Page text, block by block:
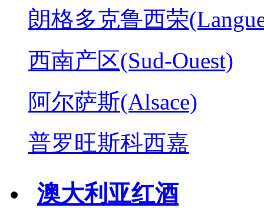
朗格多克鲁西荣
西南产区(Sud-Ouest)
阿尔萨斯(Alsace)
普罗旺斯科西嘉
澳大利亚红酒